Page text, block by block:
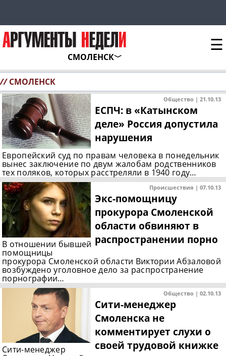
СМОЛЕНСК
☰
// СМОЛЕНСК
Общество | 21.10.13
ЕСПЧ: в «Катынском
деле» Россия допустила
нарушения
Европейский суд по правам человека в понедельник
вынес заключение по двум жалобам родственников
тех поляков, которых расстреляли в 1940 году…
Происшествия | 07.10.13
Экс-помощницу
прокурора Смоленской
области обвиняют в
распространении порно
В отношении бывшей
помощницы
прокурора Смоленской области Виктории Абзаловой
возбуждено уголовное дело за распространение
порнографии…
Общество | 02.10.13
Сити-менеджер
Смоленска не
комментирует слухи о
своей трудовой книжке
Сити-менеджер